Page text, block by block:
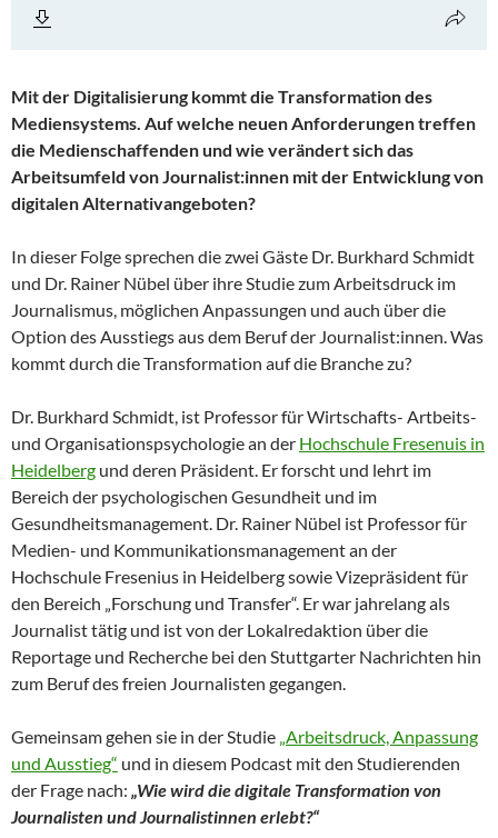
Mit der Digitalisierung kommt die Transformation des
Mediensystems. Auf welche neuen Anforderungen treffen
die Medienschaffenden und wie verändert sich das
Arbeitsumfeld von Journalist:innen mit der Entwicklung von
digitalen Alternativangeboten?
In dieser Folge sprechen die zwei Gäste Dr. Burkhard Schmidt
und Dr. Rainer Nübel über ihre Studie zum Arbeitsdruck im
Journalismus, möglichen Anpassungen und auch über die
Option des Ausstiegs aus dem Beruf der Journalist:innen. Was
kommt durch die Transformation auf die Branche zu?
Dr. Burkhard Schmidt, ist Professor für Wirtschafts- Artbeits-
und Organisationspsychologie an der Hochschule Fresenuis in
Heidelberg und deren Präsident. Er forscht und lehrt im
Bereich der psychologischen Gesundheit und im
Gesundheitsmanagement. Dr. Rainer Nübel ist Professor für
Medien- und Kommunikationsmanagement an der
Hochschule Fresenius in Heidelberg sowie Vizepräsident für
den Bereich „Forschung und Transfer“. Er war jahrelang als
Journalist tätig und ist von der Lokalredaktion über die
Reportage und Recherche bei den Stuttgarter Nachrichten hin
zum Beruf des freien Journalisten gegangen.
Gemeinsam gehen sie in der Studie „Arbeitsdruck, Anpassung
und Ausstieg“ und in diesem Podcast mit den Studierenden
der Frage nach: „Wie wird die digitale Transformation von
Journalisten und Journalistinnen erlebt?“